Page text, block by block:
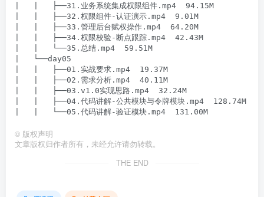
|   |   ├──31.业务系统集成权限组件.mp4  94.15M
|   |   ├──32.权限组件-认证演示.mp4  9.01M
|   |   ├──33.管理后台赋权操作.mp4  64.20M
|   |   ├──34.权限校验-断点跟踪.mp4  42.43M
|   |   └──35.总结.mp4  59.51M
|   └──day05
|   |   ├──01.实战要求.mp4  19.37M
|   |   ├──02.需求分析.mp4  40.11M
|   |   ├──03.v1.0实现思路.mp4  32.24M
|   |   ├──04.代码讲解-公共模块与令牌模块.mp4  128.74M
© 版权声明
文章版权归作者所有，未经允许请勿转载。
THE END